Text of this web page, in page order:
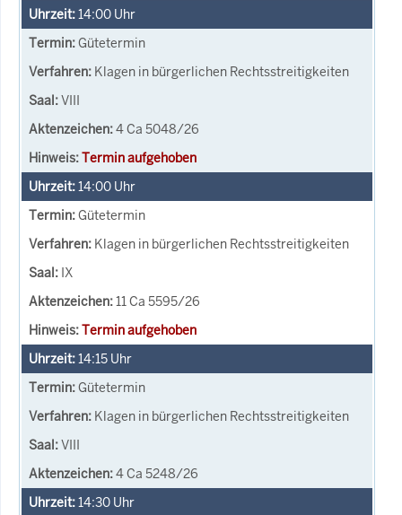
14:00 Uhr
Gütetermin
Klagen in bürgerlichen Rechtsstreitigkeiten
VIII
4 Ca 5048/26
Termin aufgehoben
14:00 Uhr
Gütetermin
Klagen in bürgerlichen Rechtsstreitigkeiten
IX
11 Ca 5595/26
Termin aufgehoben
14:15 Uhr
Gütetermin
Klagen in bürgerlichen Rechtsstreitigkeiten
VIII
4 Ca 5248/26
14:30 Uhr